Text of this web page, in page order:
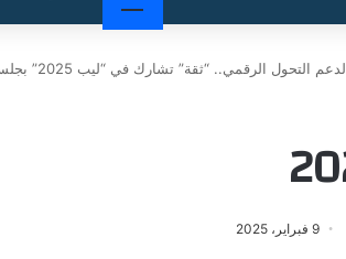
لدعم التحول الرقمي.. “ثقة” تشارك في “ليب 2025” بجلسات وورش تفاعلية
9 فبراير، 2025